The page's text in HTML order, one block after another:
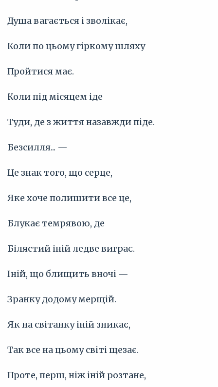
Душа вагається і зволікає,
Коли по цьому гіркому шляху
Пройтися має.
Коли під місяцем іде
Туди, де з життя назавжди піде.
Безсилля... —
Це знак того, що серце,
Яке хоче полишити все це,
Блукає темрявою, де
Білястий іній ледве виграє.
Іній, що блищить вночі —
Зранку додому мерщій.
Як на світанку іній зникає,
Так все на цьому світі щезає.
Проте, перш, ніж іній розтане,